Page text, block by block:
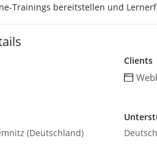
Trainings bereitstellen und
Clients
(Deutschland)
Deutsch